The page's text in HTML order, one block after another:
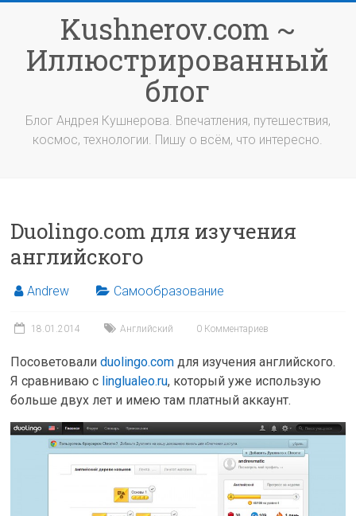
содержимомуKushnerov.com ~
Иллюстрированный
блог
Блог Андрея Кушнерова. Впечатления, путешествия,
космос, технологии. Пишу о всём, что интересно.
Duolingo.com для изучения
английского
Andrew Самообразование
18.01.2014 Английский 0 Комментариев
Посоветовалиduolingo.com для изучения английского.
Я сравниваю с linglualeo.ru, который уже использую
больше двух лет и имею там платный аккаунт.